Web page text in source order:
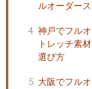
ルオーダー
神戸でフル
トレッチ素
選び方
大阪でフル